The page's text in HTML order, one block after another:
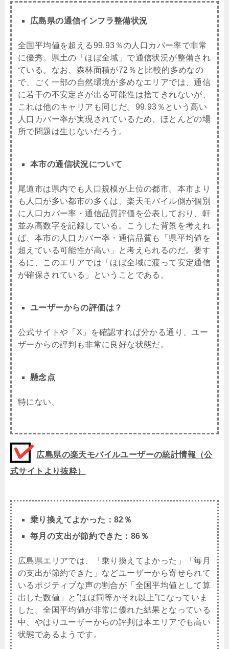
広島県の通信インフラ整備状況
全国平均値を超える99.93％の人口カバー率で非常
に優秀。県土の「ほぼ全域」で通信状況が整備され
ている。なお、森林面積が72％と比較的多めなの
で、ごく一部の自然環境が多めなエリアでは、通信
に若干の不安定さが出る可能性は捨てきれないが、
これは他のキャリアも同じだ。99.93％という高い
人口カバー率が実現されているため、ほとんどの場
所で問題は生じないだろう。
本市の通信状況について
尾道市は県内でも人口規模が上位の都市。本市より
も人口が多い都市の多くは、楽天モバイル側が個別
に人口カバー率・通信品質評価を公表しており、軒
並み高数字を記録している。こうした背景を考えれ
ば、本市の人口カバー率・通信品質も「県平均値を
超えている可能性が高い」と考えられるのだ。要す
るに、このエリアでは「ほぼ全域に渡って安定通信
が確保されている」ということである。
ユーザーからの評価は？
公式サイトや「X」を確認すれば分かる通り、ユー
ザーからの評判も非常に良好な状態だ。
懸念点
特にない。
広島県の楽天モバイルユーザーの統計情報（公
式サイトより抜粋）
乗り換えてよかった：82％
毎月の支出が節約できた：86％
広島県エリアでは、「乗り換えてよかった」「毎月
の支出が節約できた」などユーザーから寄せられて
いるポジティブな声の割合が「全国平均値として算
出した数値」と”ほぼ同等かそれ以上”になっていま
した。全国平均値が非常に優れた結果となっている
中、やはりユーザーからの評判は本エリアでも高い
状態であるようです。